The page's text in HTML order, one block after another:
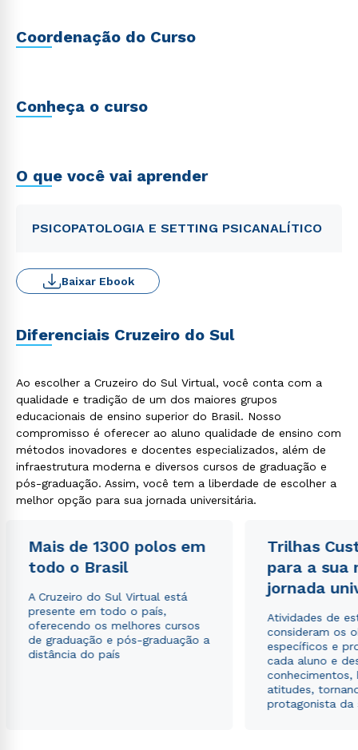
Coordenação do Curso
Conheça o curso
O que você vai aprender
PSICOPATOLOGIA E SETTING PSICANALÍTICO
Baixar Ebook
Diferenciais Cruzeiro do Sul
Ao escolher a Cruzeiro do Sul Virtual, você conta com a
qualidade e tradição de um dos maiores grupos
educacionais de ensino superior do Brasil. Nosso
compromisso é oferecer ao aluno qualidade de ensino com
métodos inovadores e docentes especializados, além de
infraestrutura moderna e diversos cursos de graduação e
pós-graduação. Assim, você tem a liberdade de escolher a
melhor opção para sua jornada universitária.
Mais de 1300 polos em
todo o Brasil
A Cruzeiro do Sul Virtual está
presente em todo o país,
oferecendo os melhores cursos
de graduação e pós-graduação a
distância do país
Trilhas
para a sua
jornada
Atividades de
consideram os
específicos e
cada aluno e
conhecimentos,
atitudes,
protagonista da